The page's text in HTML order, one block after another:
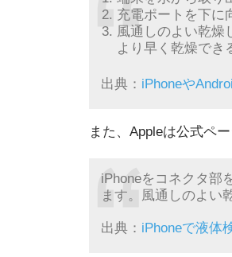
充電ポートを下に
風通しのよい乾燥
より早く乾燥でき
出典： iPhoneや
また、Appleは公式ペ
iPhoneをコネクタ部
ます。風通しのよい
出典： iPhoneで液体